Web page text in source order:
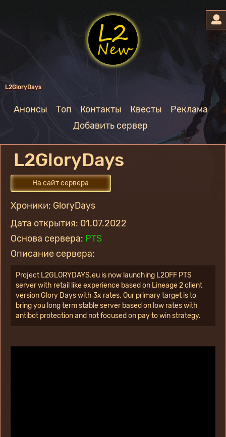
L2GloryDays
Анонсы Топ Контакты Квесты
Реклама
Добавить сервер
L2GloryDays
На сайт сервера
Хроники: GloryDays
Дата открытия: 01.07.2022
Основа сервера: PTS
Описание сервера:
Project L2GLORYDAYS.eu is now launching L2OFF PTS
server with retail like experience based on Lineage 2 client
version Glory Days with 3x rates. Our primary target is to
bring you long term stable server based on low rates with
antibot protection and not focused on pay to win strategy.